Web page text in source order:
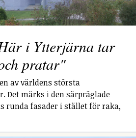
i Ytterjärna tar
pratar"
av världens största
Det märks i den särpräglade
runda fasader i stället för raka,